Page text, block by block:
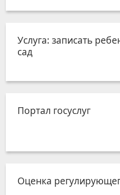
Услуга: записать
сад
Портал госуслуг
Оценка